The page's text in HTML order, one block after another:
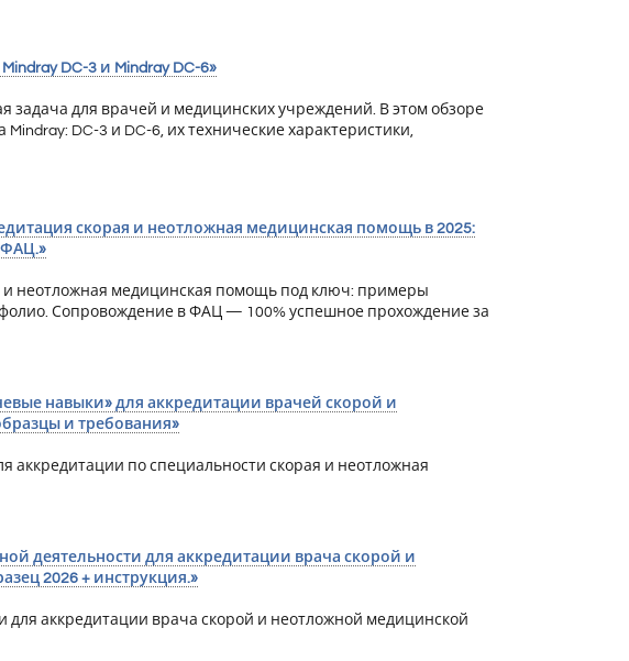
DC-3 и Mindray DC-6»
задача для врачей и медицинских учреждений. В этом обзоре
DC-3 и DC-6, их технические характеристики,
скорая и неотложная медицинская помощь в 2025:
ФАЦ.»
и неотложная медицинская помощь под ключ: примеры
Сопровождение в ФАЦ — 100% успешное прохождение за
навыки» для аккредитации врачей скорой и
и требования»
аккредитации по специальности скорая и неотложная
деятельности для аккредитации врача скорой и
2026 + инструкция.»
для аккредитации врача скорой и неотложной медицинской